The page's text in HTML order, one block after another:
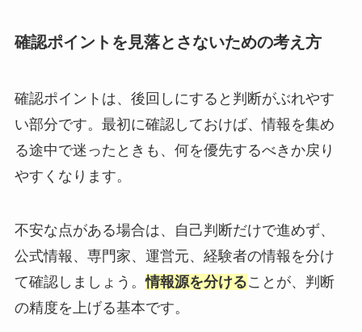
確認ポイントを見落とさないための考え方
確認ポイントは、後回しにすると判断がぶれやす
い部分です。最初に確認しておけば、情報を集め
る途中で迷ったときも、何を優先するべきか戻り
やすくなります。
不安な点がある場合は、自己判断だけで進めず、
公式情報、専門家、運営元、経験者の情報を分け
て確認しましょう。情報源を分けることが、判断
の精度を上げる基本です。